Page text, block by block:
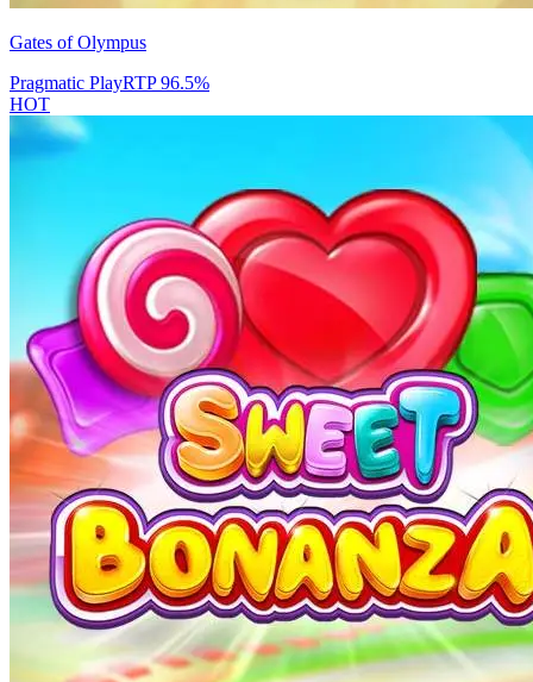
Gates of Olympus
Pragmatic PlayRTP96.5%
HOT